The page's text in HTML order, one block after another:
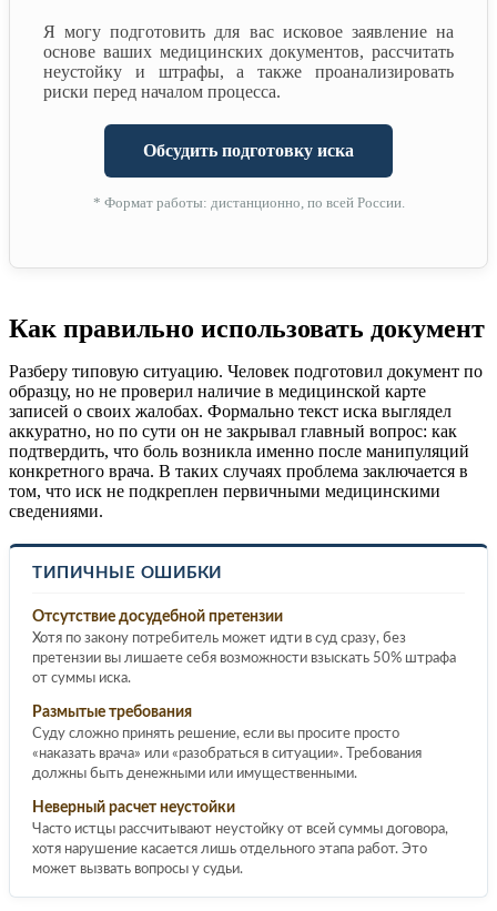
Я могу подготовить для вас исковое заявление на
основе ваших медицинских документов, рассчитать
неустойку и штрафы, а также проанализировать
риски перед началом процесса.
Обсудить подготовку иска
* Формат работы: дистанционно, по всей России.
Как правильно использовать документ
Разберу типовую ситуацию. Человек подготовил документ по
образцу, но не проверил наличие в медицинской карте
записей о своих жалобах. Формально текст иска выглядел
аккуратно, но по сути он не закрывал главный вопрос: как
подтвердить, что боль возникла именно после манипуляций
конкретного врача. В таких случаях проблема заключается в
том, что иск не подкреплен первичными медицинскими
сведениями.
ТИПИЧНЫЕ ОШИБКИ
Отсутствие досудебной претензии
Хотя по закону потребитель может идти в суд сразу, без
претензии вы лишаете себя возможности взыскать 50% штрафа
от суммы иска.
Размытые требования
Суду сложно принять решение, если вы просите просто
«наказать врача» или «разобраться в ситуации». Требования
должны быть денежными или имущественными.
Неверный расчет неустойки
Часто истцы рассчитывают неустойку от всей суммы договора,
хотя нарушение касается лишь отдельного этапа работ. Это
может вызвать вопросы у судьи.